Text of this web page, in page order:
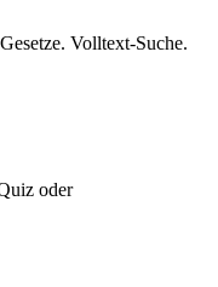
Volltext-Suche.
oder